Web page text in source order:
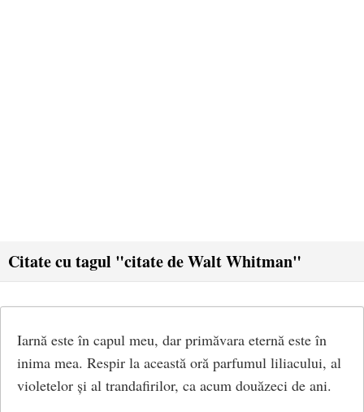
Citate cu tagul "citate de Walt Whitman"
Iarnă este în capul meu, dar primăvara eternă este în
inima mea. Respir la această oră parfumul liliacului, al
violetelor și al trandafirilor, ca acum douăzeci de ani.